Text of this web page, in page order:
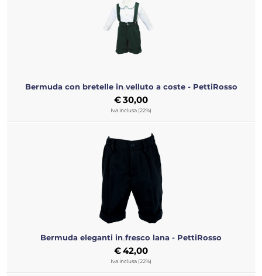
Bermuda con bretelle in velluto a coste - PettiRosso
€30,00
Iva inclusa (22%)
Bermuda eleganti in fresco lana - PettiRosso
€42,00
Iva inclusa (22%)